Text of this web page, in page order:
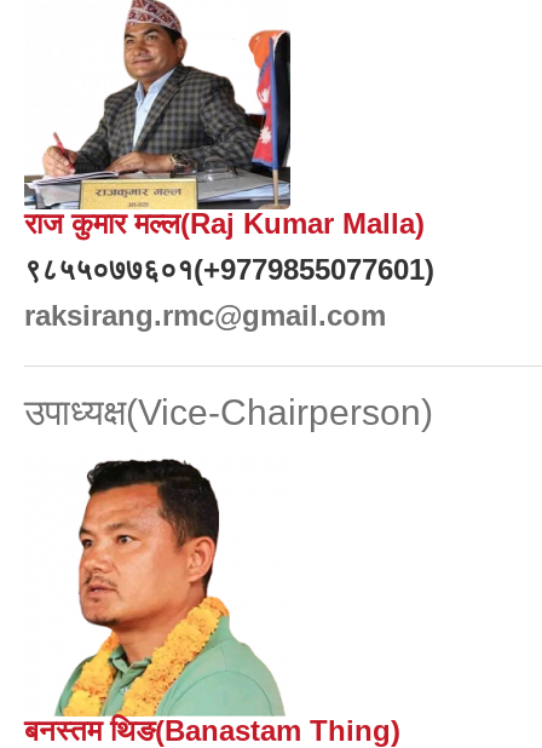
राज कुमार मल्ल(Raj Kumar Malla)
९८५५०७७६०१(+9779855077601)
raksirang.rmc@gmail.com
उपाध्यक्ष(Vice-Chairperson)
बनस्तम थिङ(Banastam Thing)